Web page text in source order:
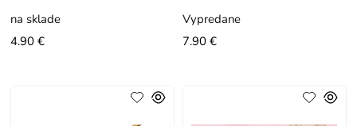
na sklade
4.90 €
kombinuje výhody Q10 a
Vypredane
7.90 €